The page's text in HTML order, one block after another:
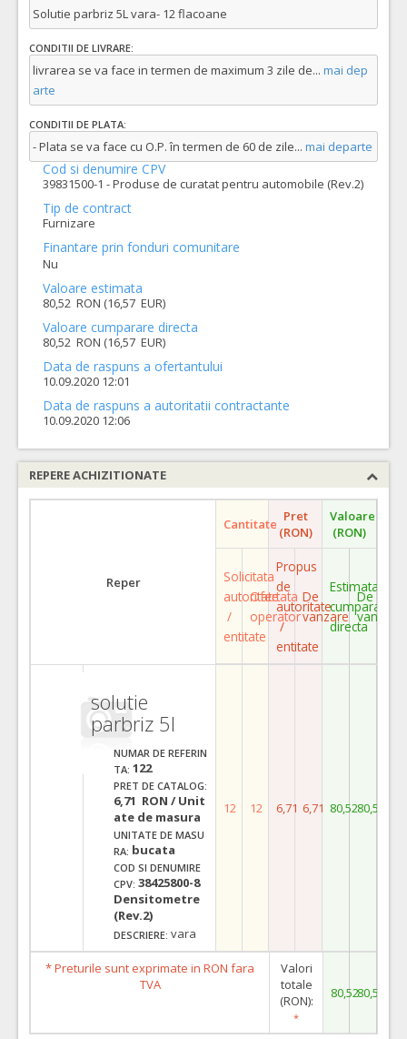
Solutie parbriz 5L vara- 12 flacoane
CONDITII DE LIVRARE:
livrarea se va face in termen de maximum 3 zile de... mai dep
arte
CONDITII DE PLATA:
- Plata se va face cu O.P. în termen de 60 de zile... mai departe
Cod si denumire CPV
39831500-1 - Produse de curatat pentru automobile (Rev.2)
Tip de contract
Furnizare
Finantare prin fonduri comunitare
Nu
Valoare estimata
80,52 RON (16,57 EUR)
Valoare cumparare directa
80,52 RON (16,57 EUR)
Data de raspuns a ofertantului
10.09.2020 12:01
Data de raspuns a autoritatii contractante
10.09.2020 12:06
REPERE ACHIZITIONATE
Reper
Cantitate Pret
(RON)
Valoare
(RON)
Solicitata
autoritate
/
entitate
Ofertata
operator
Propus
de
autoritate
/
entitate
De
vanzare
Estimata
cumparare
directa
De
vanzare
solutie
parbriz 5l
NUMAR DE REFERIN
TA: 122
PRET DE CATALOG:
6,71 RON / Unit
ate de masura
UNITATE DE MASU
RA: bucata
COD SI DENUMIRE
CPV: 38425800-8
Densitometre
(Rev.2)
DESCRIERE: vara
12 12 6,71 6,71 80,5280,52
* Preturile sunt exprimate in RON fara
TVA
Valori
totale
(RON):
*
80,5280,52